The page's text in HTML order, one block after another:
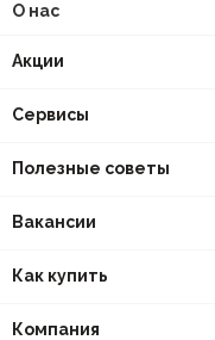
О нас
Акции
Сервисы
Полезные советы
Вакансии
Как купить
Компания